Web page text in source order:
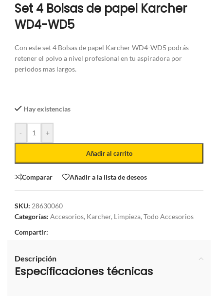
Set 4 Bolsas de papel Karcher
WD4-WD5
Con este set 4 Bolsas de papel Karcher WD4-WD5 podrás
retener el polvo a nivel profesional en tu aspiradora por
periodos mas largos.
Hay existencias
- +
Añadir al carrito
Comparar Añadir a la lista de deseos
SKU: 28630060
Categorías: Accesorios, Karcher, Limpieza, Todo Accesorios
Compartir:
Descripción
Especificaciones técnicas